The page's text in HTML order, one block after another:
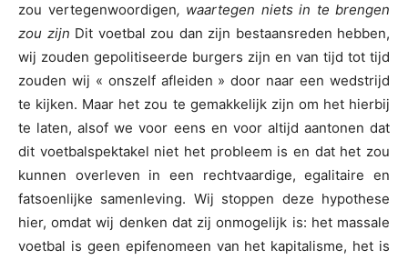
zou vertegenwoordigen, waartegen niets in te brengen
zou zijn Dit voetbal zou dan zijn bestaansreden hebben,
wij zouden gepolitiseerde burgers zijn en van tijd tot tijd
zouden wij « onszelf afleiden » door naar een wedstrijd
te kijken. Maar het zou te gemakkelijk zijn om het hierbij
te laten, alsof we voor eens en voor altijd aantonen dat
dit voetbalspektakel niet het probleem is en dat het zou
kunnen overleven in een rechtvaardige, egalitaire en
fatsoenlijke samenleving. Wij stoppen deze hypothese
hier, omdat wij denken dat zij onmogelijk is: het massale
voetbal is geen epifenomeen van het kapitalisme, het is